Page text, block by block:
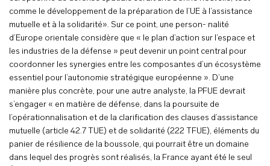
comme le développement de la préparation de l’UE à l’assistance
mutuelle et à la solidarité». Sur ce point, une person- nalité
d’Europe orientale considère que « le plan d’action sur l’espace et
les industries de la défense » peut devenir un point central pour
coordonner les synergies entre les composantes d’un écosystème
essentiel pour l’autonomie stratégique européenne ». D’une
manière plus concrète, pour une autre analyste, la PFUE devrait
s’engager « en matière de défense, dans la poursuite de
l’opérationnalisation et de la clarification des clauses d’assistance
mutuelle (article 42.7 TUE) et de solidarité (222 TFUE), éléments du
panier de résilience de la boussole, qui pourrait être un domaine
dans lequel des progrès sont réalisés, la France ayant été le seul